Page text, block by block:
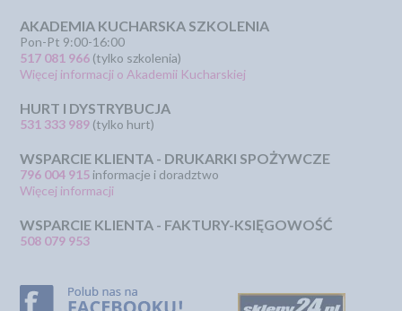
AKADEMIA KUCHARSKA SZKOLENIA
Pon-Pt 9:00-16:00
517 081 966 (tylko szkolenia)
Więcej informacji o Akademii Kucharskiej
HURT I DYSTRYBUCJA
531 333 989 (tylko hurt)
WSPARCIE KLIENTA - DRUKARKI SPOŻYWCZE
796 004 915 informacje i doradztwo
Więcej informacji
WSPARCIE KLIENTA - FAKTURY-KSIĘGOWOŚĆ
508 079 953